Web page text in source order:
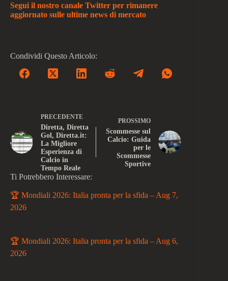
Segui il nostro canale Twitter per rimanere
aggiornato sulle ultime news di mercato
Condividi Questo Articolo:
PRECEDENTE
Diretta, Diretta
Gol, Diretta.it:
La Migliore
Esperienza di
Calcio in
Tempo Reale
PROSSIMO
Scommesse sul
Calcio: Guida
per le
Scommesse
Sportive
Ti Potrebbero Interessare:
🏆 Mondiali 2026: Italia pronta per la sfida – Aug 7,
2026
🏆 Mondiali 2026: Italia pronta per la sfida – Aug 6,
2026